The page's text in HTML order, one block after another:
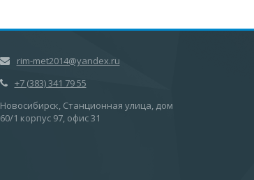
rim-met2014@yandex.ru
+7 (383) 341 79 55
Новосибирск, Станционная улица, дом
60/1 корпус 97, офис 31